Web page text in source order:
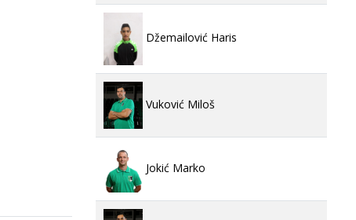
Džemailović Haris
Vuković Miloš
Jokić Marko